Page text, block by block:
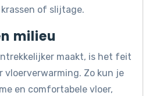
of slijtage.
milieu
maakt, is het feit
vloerverwarming. Zo kun je
en comfortabele vloer,